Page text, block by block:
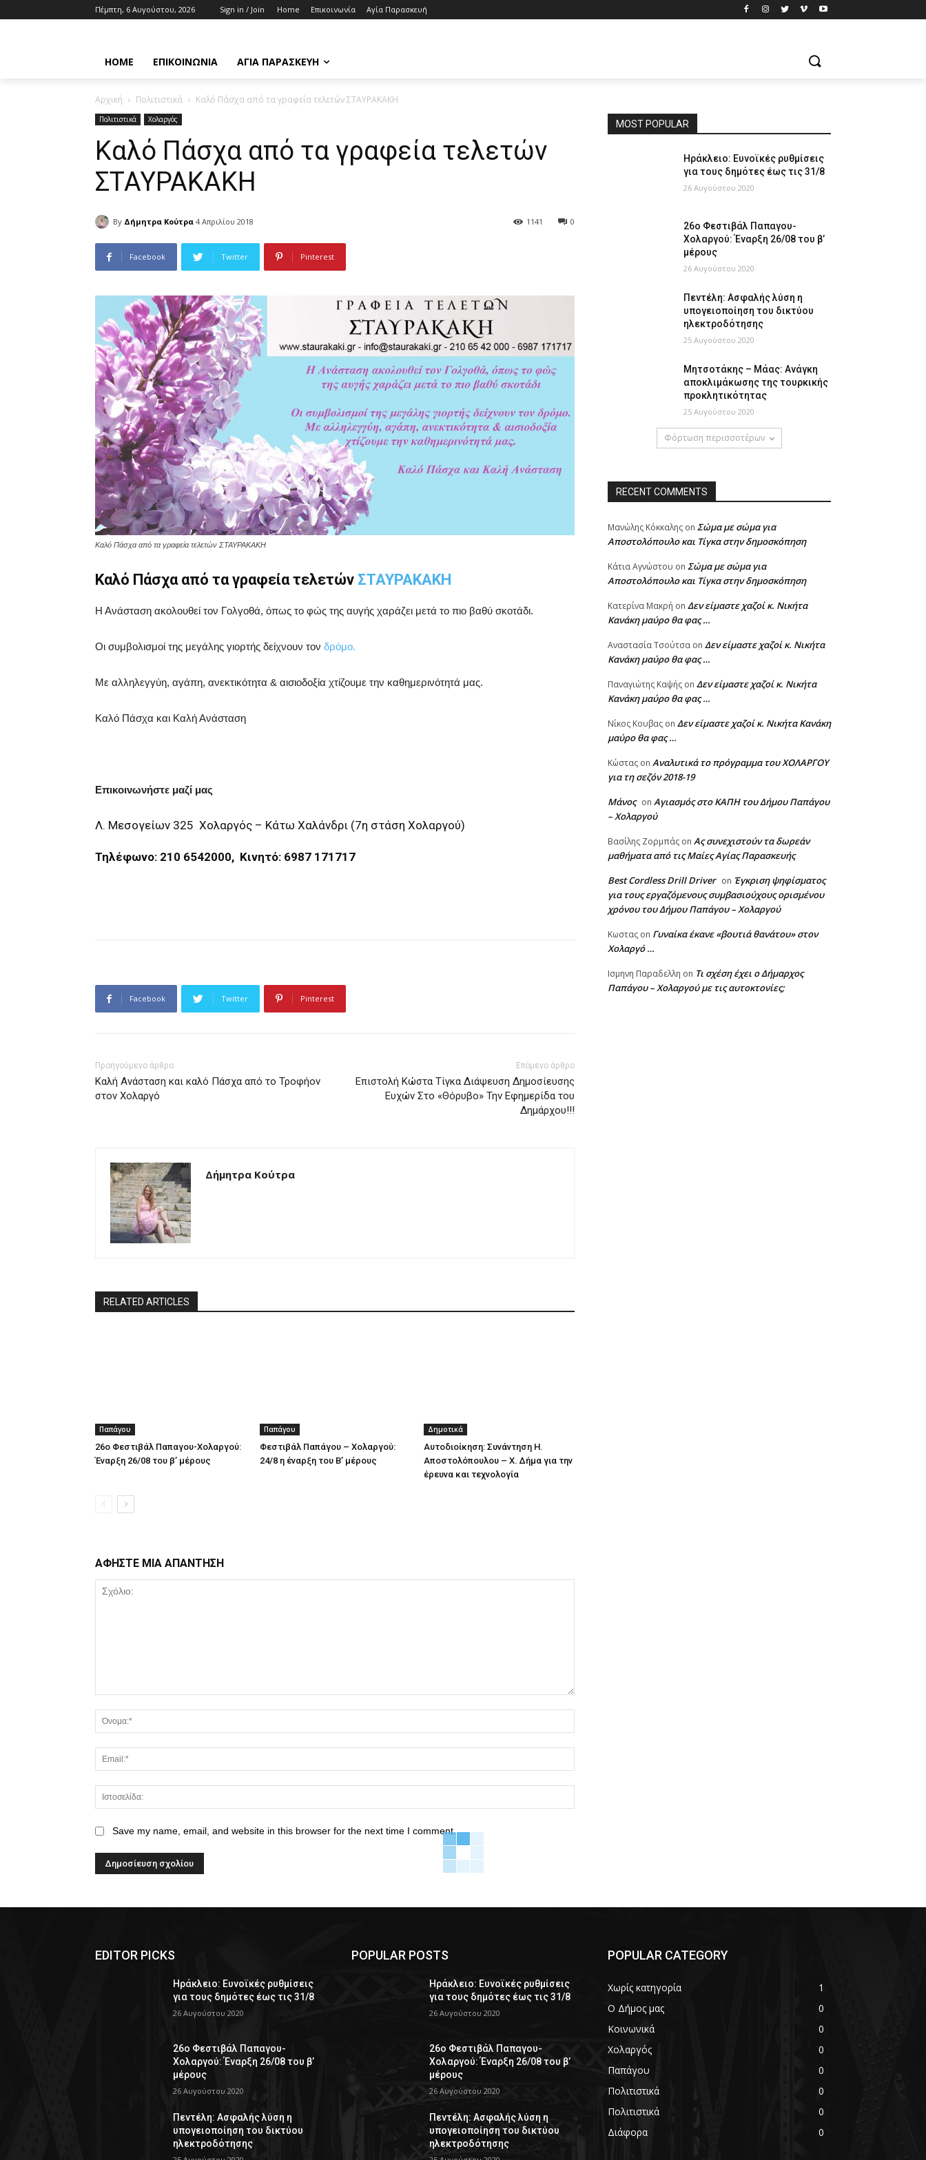
Πέμπτη, 6 Αυγούστου, 2026 Sign in / Join Home Επικοινωνία Αγία Παρασκευή
HOME ΕΠΙΚΟΙΝΩΝΊΑ ΑΓΊΑ ΠΑΡΑΣΚΕΥΉ
Αρχική Πολιτιστικά Καλό Πάσχα από τα γραφεία τελετών ΣΤΑΥΡΑΚΑΚΗ
Πολιτιστικά Χολαργός
Καλό Πάσχα από τα γραφεία τελετών
ΣΤΑΥΡΑΚΑΚΗ
By Δήμητρα Κούτρα 4 Απριλίου 2018 0
1141
Facebook Twitter Pinterest
Καλό Πάσχα από τα γραφεία τελετών ΣΤΑΥΡΑΚΑΚΗ
Καλό Πάσχα από τα γραφεία τελετών ΣΤΑΥΡΑΚΑΚΗ
Η Ανάσταση ακολουθεί τον Γολγοθά, όπως το φώς της αυγής χαράζει μετά το πιο βαθύ σκοτάδι.
Οι συμβολισμοί της μεγάλης γιορτής δείχνουν τον δρόμο.
Με αλληλεγγύη, αγάπη, ανεκτικότητα & αισιοδοξία χτίζουμε την καθημερινότητά μας.
Καλό Πάσχα και Καλή Ανάσταση
Επικοινωνήστε μαζί μας
Λ. Μεσογείων 325 Χολαργός – Κάτω Χαλάνδρι (7η στάση Χολαργού)
Τηλέφωνο: 210 6542000, Κινητό: 6987 171717
Facebook Twitter Pinterest
Προηγούμενο άρθρο
Καλή Ανάσταση και καλό Πάσχα από το Τροφήον
στον Χολαργό
Επόμενο άρθρο
Επιστολή Κώστα Τίγκα Διάψευση Δημοσίευσης
Ευχών Στo «Θόρυβο» Την Εφημερίδα του
Δημάρχου!!!
Δήμητρα Κούτρα
RELATED ARTICLES
Παπάγου
26ο Φεστιβάλ Παπαγου-Χολαργού:
Έναρξη 26/08 του β’ μέρους
Παπάγου
Φεστιβάλ Παπάγου – Χολαργού:
24/8 η έναρξη του Β’ μέρους
Δημοτικά
Αυτοδιοίκηση: Συνάντηση Η.
Αποστολόπουλου – Χ. Δήμα για την
έρευνα και τεχνολογία
ΑΦΗΣΤΕ ΜΙΑ ΑΠΑΝΤΗΣΗ
Save my name, email, and website in this browser for the next time I comment.
MOST POPULAR
Ηράκλειο: Ευνοϊκές ρυθμίσεις
για τους δημότες έως τις 31/8
26 Αυγούστου 2020
26ο Φεστιβάλ Παπαγου-
Χολαργού: Έναρξη 26/08 του β’
μέρους
26 Αυγούστου 2020
Πεντέλη: Ασφαλής λύση η
υπογειοποίηση του δικτύου
ηλεκτροδότησης
25 Αυγούστου 2020
Μητσοτάκης – Μάας: Ανάγκη
αποκλιμάκωσης της τουρκικής
προκλητικότητας
25 Αυγούστου 2020
Φόρτωση περισσοτέρων
RECENT COMMENTS
Μανώλης Κόκκαλης on Σώμα με σώμα για
Αποστολόπουλο και Τίγκα στην δημοσκόπηση
Κάτια Αγνώστου on Σώμα με σώμα για
Αποστολόπουλο και Τίγκα στην δημοσκόπηση
Κατερίνα Μακρή on Δεν είμαστε χαζοί κ. Νικήτα
Κανάκη μαύρο θα φας …
Αναστασία Τσούτσα on Δεν είμαστε χαζοί κ. Νικήτα
Κανάκη μαύρο θα φας …
Παναγιώτης Καψής on Δεν είμαστε χαζοί κ. Νικήτα
Κανάκη μαύρο θα φας …
Νίκος Κουβας on Δεν είμαστε χαζοί κ. Νικήτα Κανάκη
μαύρο θα φας …
Κώστας on Αναλυτικά το πρόγραμμα του ΧΟΛΑΡΓΟΥ
για τη σεζόν 2018-19
Mάνος on Αγιασμός στο ΚΑΠΗ του Δήμου Παπάγου
– Χολαργού
Βασίλης Ζορμπάς on Ας συνεχιστούν τα δωρεάν
μαθήματα από τις Μαίες Αγίας Παρασκευής
Best Cordless Drill Driver on Έγκριση ψηφίσματος
για τους εργαζόμενους συμβασιούχους ορισμένου
χρόνου του Δήμου Παπάγου – Χολαργού
Κωστας on Γυναίκα έκανε «βουτιά θανάτου» στον
Χολαργό …
Ισμηνη Παραδελλη on Τι σχέση έχει ο Δήμαρχος
Παπάγου – Χολαργού με τις αυτοκτονίες;
EDITOR PICKS
Ηράκλειο: Ευνοϊκές ρυθμίσεις
για τους δημότες έως τις 31/8
26 Αυγούστου 2020
26ο Φεστιβάλ Παπαγου-
Χολαργού: Έναρξη 26/08 του β’
μέρους
26 Αυγούστου 2020
Πεντέλη: Ασφαλής λύση η
υπογειοποίηση του δικτύου
ηλεκτροδότησης
POPULAR POSTS
Ηράκλειο: Ευνοϊκές ρυθμίσεις
για τους δημότες έως τις 31/8
26 Αυγούστου 2020
26ο Φεστιβάλ Παπαγου-
Χολαργού: Έναρξη 26/08 του β’
μέρους
26 Αυγούστου 2020
Πεντέλη: Ασφαλής λύση η
υπογειοποίηση του δικτύου
ηλεκτροδότησης
POPULAR CATEGORY
Χωρίς κατηγορία
1
Ο Δήμος μας
0
Κοινωνικά
0
Χολαργός
0
Παπάγου
0
Πολιτιστικά
0
Πολιτιστικά
0
Διάφορα
0